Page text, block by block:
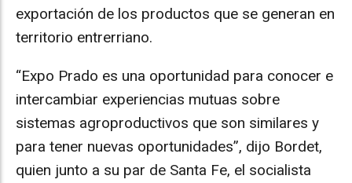
exportación de los productos que se generan en
territorio entrerriano.
“Expo Prado es una oportunidad para conocer e
intercambiar experiencias mutuas sobre
sistemas agroproductivos que son similares y
para tener nuevas oportunidades”, dijo Bordet,
quien junto a su par de Santa Fe, el socialista